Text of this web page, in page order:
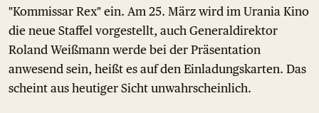
"Kommissar Rex" ein. Am 25. März wird im Urania Kino
die neue Staffel vorgestellt, auch Generaldirektor
Roland Weißmann werde bei der Präsentation
anwesend sein, heißt es auf den Einladungskarten. Das
scheint aus heutiger Sicht unwahrscheinlich.